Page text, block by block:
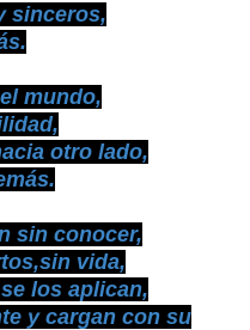
sinceros,
mundo,
otro lado,
sin conocer,
vida,
los aplican,
y cargan con su